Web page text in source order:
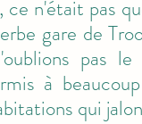
n'était pas
gare de
pas
à
qui